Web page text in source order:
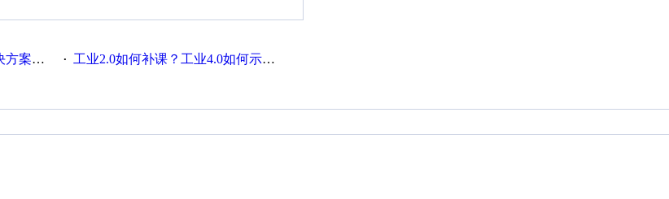
应用 · 工业2.0如何补课？工业4.0如何示范？